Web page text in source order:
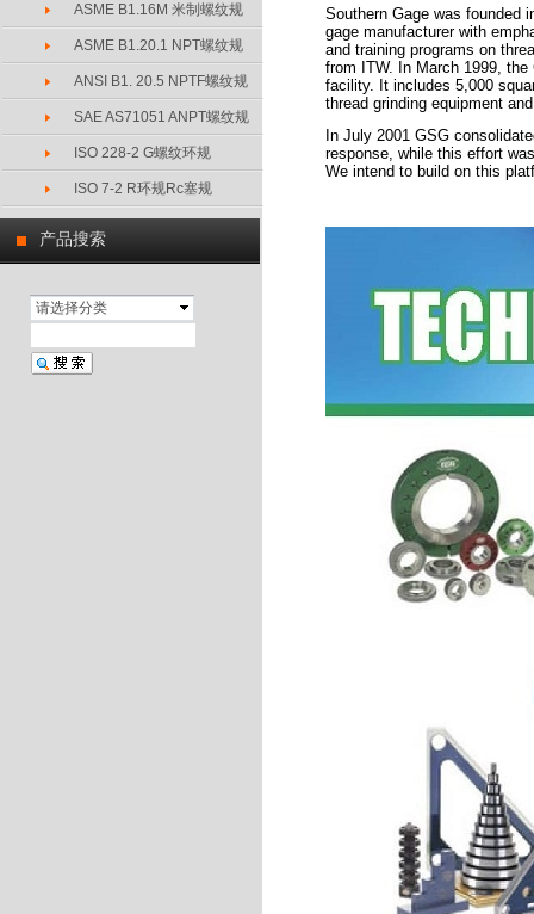
产品搜索
请选择分类
ASME B1.16M 米制螺纹规
ASME B1.20.1 NPT螺纹规
ANSI B1. 20.5 NPTF螺纹规
SAE AS71051 ANPT螺纹规
ISO 228-2 G螺纹环规
ISO 7-2 R环规Rc塞规
Southern Gage was founded
gage manufacturer with
and training programs on
from ITW. In March 1999,
facility. It includes 5,000
thread grinding equipment
In July 2001 GSG
response, while this effort
We intend to build on this